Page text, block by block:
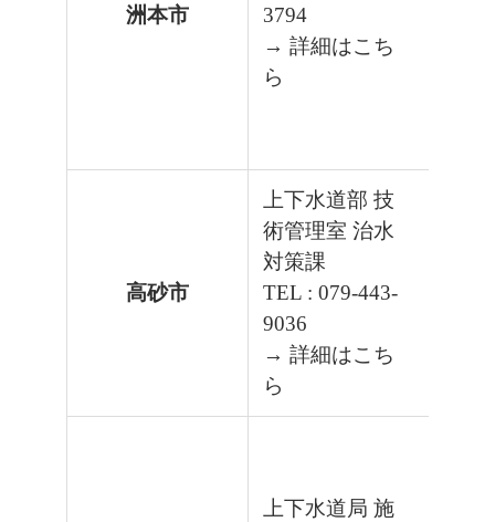
洲本市
3794
→ 詳細はこち
ら
高砂市
上下水道部 技
術管理室 治水
対策課
TEL : 079-443-
9036
→ 詳細はこち
ら
上下水道局 施